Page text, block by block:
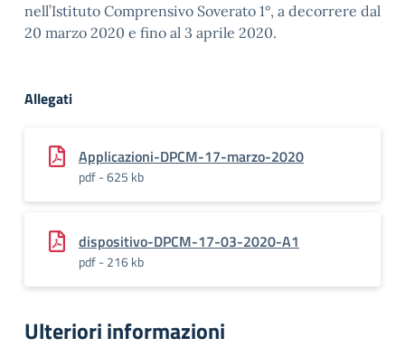
nell’Istituto Comprensivo Soverato 1°, a decorrere dal
20 marzo 2020 e fino al 3 aprile 2020.
Allegati
Applicazioni-DPCM-17-marzo-2020
pdf - 625 kb
dispositivo-DPCM-17-03-2020-A1
pdf - 216 kb
Ulteriori informazioni